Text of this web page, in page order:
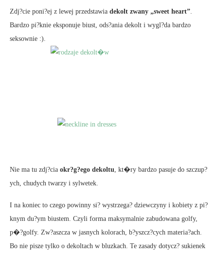
Zdj?cie poni?ej z lewej przedstawia dekolt zwany „sweet heart”.
Bardzo pi?knie eksponuje biust, ods?ania dekolt i wygl?da bardzo
seksownie :).
Nie ma tu zdj?cia okr?g?ego dekoltu, kt�ry bardzo pasuje do szczup?
ych, chudych twarzy i sylwetek.
I na koniec to czego powinny si? wystrzega? dziewczyny i kobiety z pi?
knym du?ym biustem. Czyli forma maksymalnie zabudowana golfy,
p�?golfy. Zw?aszcza w jasnych kolorach, b?yszcz?cych materia?ach.
Bo nie pisze tylko o dekoltach w bluzkach. Te zasady dotycz? sukienek